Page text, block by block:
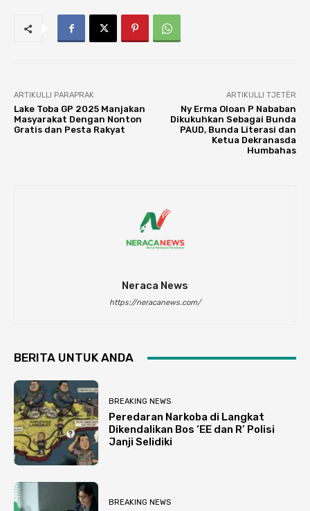
ARTIKULLI PARAPRAK
Lake Toba GP 2025 Manjakan
Masyarakat Dengan Nonton
Gratis dan Pesta Rakyat
ARTIKULLI TJETËR
Ny Erma Oloan P Nababan
Dikukuhkan Sebagai Bunda
PAUD, Bunda Literasi dan
Ketua Dekranasda
Humbahas
Neraca News
https://neracanews.com/
BERITA UNTUK ANDA
BREAKING NEWS
Peredaran Narkoba di Langkat
Dikendalikan Bos ‘EE dan R’ Polisi
Janji Selidiki
BREAKING NEWS